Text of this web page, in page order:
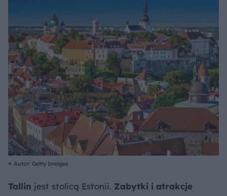
Autor: Getty Images
Tallin jest stolicą Estonii. Zabytki i atrakcje